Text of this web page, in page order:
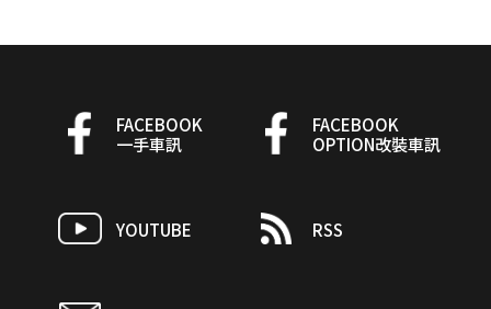
FACEBOOK
一手車訊
FACEBOOK
OPTION改裝車訊
YOUTUBE RSS